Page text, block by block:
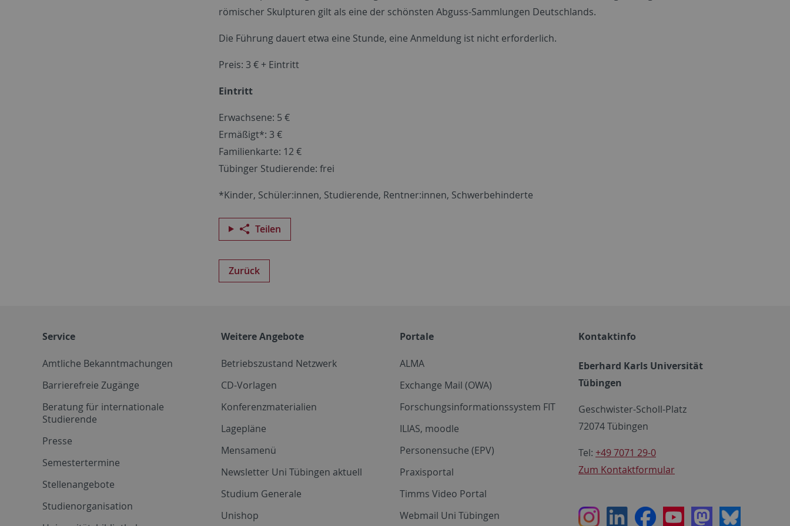
römischer Skulpturen gilt als eine der schönsten Abguss-Sammlungen Deutschlands.
Die Führung dauert etwa eine Stunde, eine Anmeldung ist nicht erforderlich.
Preis: 3 € + Eintritt
Eintritt
Erwachsene: 5 €
Ermäßigt*: 3 €
Familienkarte: 12 €
Tübinger Studierende: frei
*Kinder, Schüler:innen, Studierende, Rentner:innen, Schwerbehinderte
Teilen
Zurück
Service
Amtliche Bekanntmachungen
Barrierefreie Zugänge
Beratung für internationale
Studierende
Presse
Semestertermine
Stellenangebote
Studienorganisation
Weitere Angebote
Betriebszustand Netzwerk
CD-Vorlagen
Konferenzmaterialien
Lagepläne
Mensamenü
Newsletter Uni Tübingen aktuell
Studium Generale
Unishop
Portale
ALMA
Exchange Mail (OWA)
Forschungsinformationssystem FIT
ILIAS, moodle
Personensuche (EPV)
Praxisportal
Timms Video Portal
Webmail Uni Tübingen
Kontaktinfo
Eberhard Karls Universität
Tübingen
Geschwister-Scholl-Platz
72074 Tübingen
Tel: +49 7071 29-0
Zum Kontaktformular
InstagramLinkedInFacebookYoutubeMastodon
Bluesky